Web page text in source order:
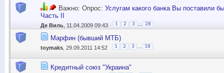
Важно: Опрос: Услугам какого банка Вы поставили
Часть II
Де Виль , 11.04.2009 09:43 1 2 3 28
Марфин (бывший МТБ)
toymaks , 29.09.2011 14:52 1 2 3 18
Кредитный союз "Украина"